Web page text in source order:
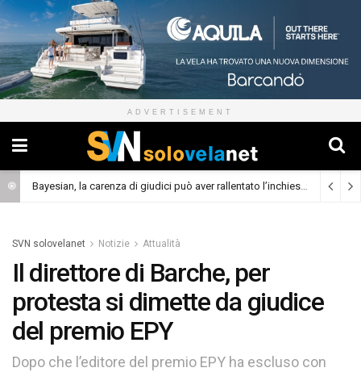
ADVERTISEMENT
Bayesian, la carenza di giudici può aver rallentato l’inchiesta (Cronaca)
SVN solovelanet Notizie Attualità
Il direttore di Barche, per
protesta si dimette da giudice
del premio EPY
Dopo che l’editore del premio EPY ha escluso con